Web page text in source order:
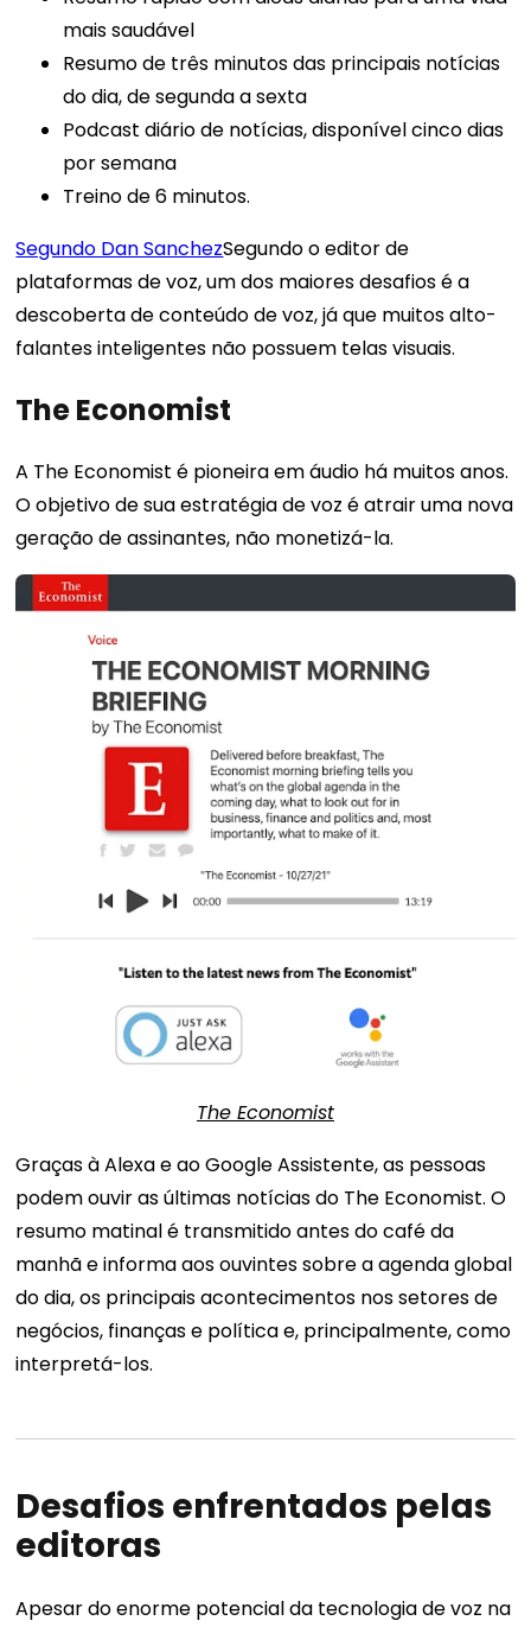
mais saudável
Resumo de três minutos das principais notícias
do dia, de segunda a sexta
Podcast diário de notícias, disponível cinco dias
por semana
Treino de 6 minutos.
Segundo Dan SanchezSegundo o editor de
plataformas de voz, um dos maiores desafios é a
descoberta de conteúdo de voz, já que muitos alto-
falantes inteligentes não possuem telas visuais.
The Economist
A The Economist é pioneira em áudio há muitos anos.
O objetivo de sua estratégia de voz é atrair uma nova
geração de assinantes, não monetizá-la.
The Economist
Graças à Alexa e ao Google Assistente, as pessoas
podem ouvir as últimas notícias do The Economist. O
resumo matinal é transmitido antes do café da
manhã e informa aos ouvintes sobre a agenda global
do dia, os principais acontecimentos nos setores de
negócios, finanças e política e, principalmente, como
interpretá-los.
Desafios enfrentados pelas
editoras
Apesar do enorme potencial da tecnologia de voz na